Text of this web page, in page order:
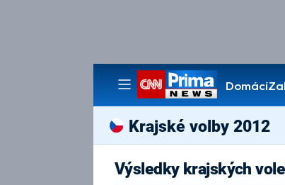
Domácí
Pořady
Krajské volby 2012
Výsledky krajských